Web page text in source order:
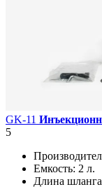
GK-11
5
Емкость: 2 л.
Длина